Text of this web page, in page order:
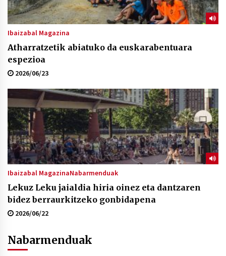
Ibaizabal Magazina
Atharratzetik abiatuko da euskarabentuara
espezioa
2026/06/23
Ibaizabal MagazinaNabarmenduak
Lekuz Leku jaialdia hiria oinez eta dantzaren
bidez berraurkitzeko gonbidapena
2026/06/22
Nabarmenduak